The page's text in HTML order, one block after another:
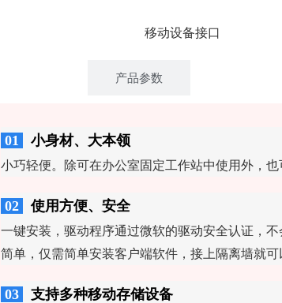
移动设备接口
产品参数
01 小身材、大本领
小巧轻便。除可在办公室固定工作站中使用外，也
02 使用方便、安全
一键安装，驱动程序通过微软的驱动安全认证，
简单，仅需简单安装客户端软件，接上隔离墙就
03 支持多种移动存储设备